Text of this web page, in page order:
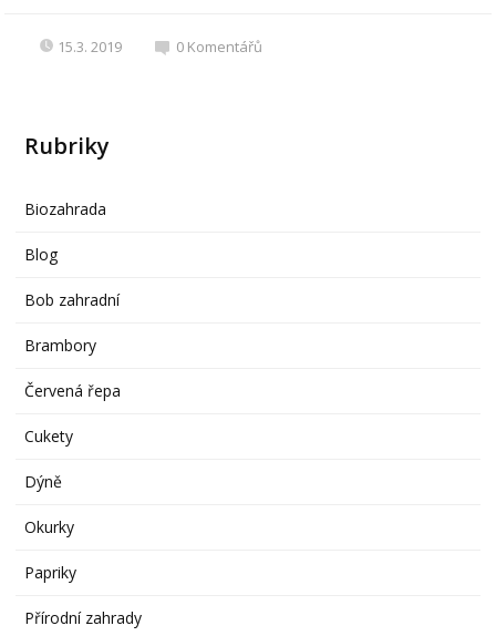
15.3. 2019 0 Komentářů
Rubriky
Biozahrada
Blog
Bob zahradní
Brambory
Červená řepa
Cukety
Dýně
Okurky
Papriky
Přírodní zahrady